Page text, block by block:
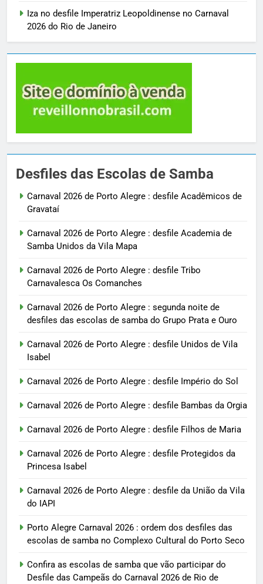
Iza no desfile Imperatriz Leopoldinense no Carnaval
2026 do Rio de Janeiro
Desfiles das Escolas de Samba
Carnaval 2026 de Porto Alegre : desfile Acadêmicos de
Gravataí
Carnaval 2026 de Porto Alegre : desfile Academia de
Samba Unidos da Vila Mapa
Carnaval 2026 de Porto Alegre : desfile Tribo
Carnavalesca Os Comanches
Carnaval 2026 de Porto Alegre : segunda noite de
desfiles das escolas de samba do Grupo Prata e Ouro
Carnaval 2026 de Porto Alegre : desfile Unidos de Vila
Isabel
Carnaval 2026 de Porto Alegre : desfile Império do Sol
Carnaval 2026 de Porto Alegre : desfile Bambas da Orgia
Carnaval 2026 de Porto Alegre : desfile Filhos de Maria
Carnaval 2026 de Porto Alegre : desfile Protegidos da
Princesa Isabel
Carnaval 2026 de Porto Alegre : desfile da União da Vila
do IAPI
Porto Alegre Carnaval 2026 : ordem dos desfiles das
escolas de samba no Complexo Cultural do Porto Seco
Confira as escolas de samba que vão participar do
Desfile das Campeãs do Carnaval 2026 de Rio de